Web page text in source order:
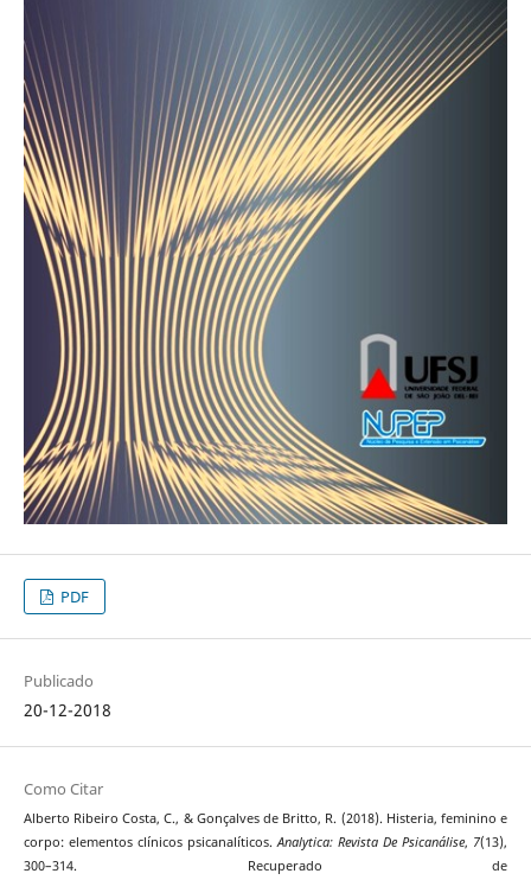
PDF
Publicado
20-12-2018
Como Citar
Alberto Ribeiro Costa, C., & Gonçalves de Britto, R. (2018). Histeria, feminino e
corpo: elementos clínicos psicanalíticos.Analytica: Revista De Psicanálise, 7(13),
300–314. Recuperado de